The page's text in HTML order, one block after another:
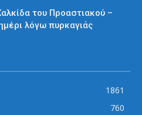
του Προαστιακού –
λόγω πυρκαγιάς
1861
760